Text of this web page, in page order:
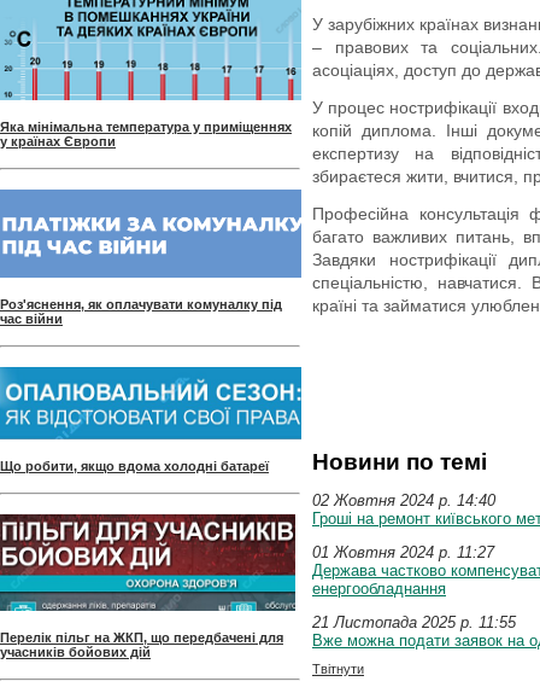
Яка мінімальна температура у приміщеннях
у країнах Європи
Роз'яснення, як оплачувати комуналку під
час війни
Що робити, якщо вдома холодні батареї
Перелік пільг на ЖКП, що передбачені для
учасників бойових дій
У зарубіжних країнах
– правових та
асоціаціях, доступ до
У процес нострифікації
копій диплома. Інші
експертизу на
збираєтеся жити, вчитися,
Професійна консультація
багато важливих питань,
Завдяки нострифікації
спеціальністю,
країні та займатися
Новини по темі
02 Жовтня 2024 p. 14:40
Гроші на ремонт київського
01 Жовтня 2024 p. 11:27
Держава частково
енергообладнання
21 Листопада 2025 p. 11:55
Вже можна подати заявок на
Твітнути